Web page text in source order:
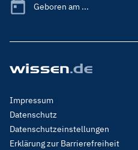
Geboren am ...
Footer
Menu
Legal
Impressum
Datenschutz
Datenschutzeinstellungen
Erklärung zur Barrierefreiheit